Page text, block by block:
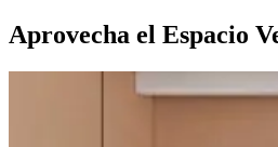
Aprovecha el Espacio